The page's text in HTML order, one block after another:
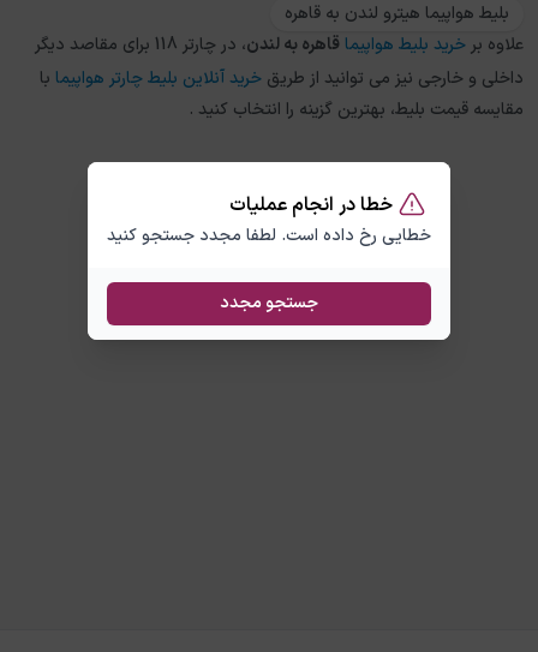
خطا در انجام عملیات
خطایی رخ داده است. لطفا مجدد جستجو کنید
جستجو مجدد
بلیط هواپیما هیترو لندن به قاهره
علاوه بر خرید بلیط هواپیما قاهرهبهلندن
، در چارتر 118 برای مقاصد دیگر
داخلی و خارجی نیز می توانید از طریق خرید آنلاین بلیط چارتر هواپیما با
مقایسه قیمت بلیط، بهترین گزینه را انتخاب کنید .